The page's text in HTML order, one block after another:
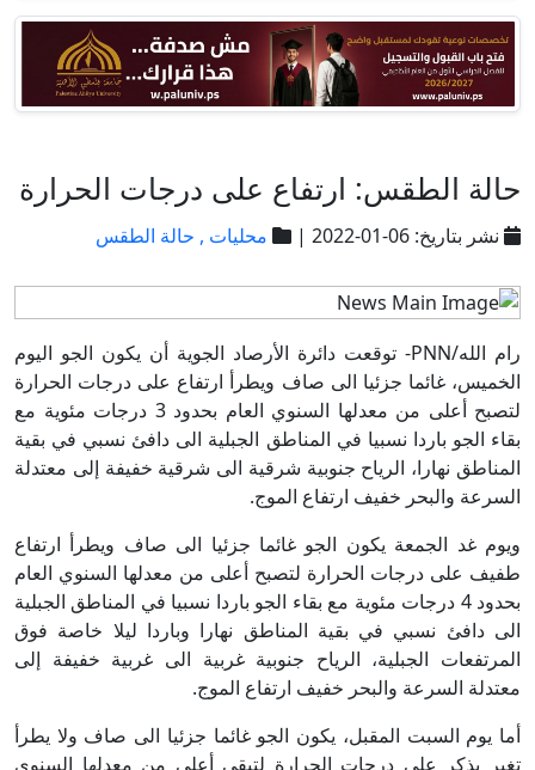
حالة الطقس: ارتفاع على درجات الحرارة
نشر بتاريخ: 06-01-2022 | محليات , حالة الطقس
رام الله/PNN- توقعت دائرة الأرصاد الجوية أن يكون الجو اليوم
الخميس، غائما جزئيا الى صاف ويطرأ ارتفاع على درجات الحرارة
لتصبح أعلى من معدلها السنوي العام بحدود 3 درجات مئوية مع
بقاء الجو باردا نسبيا في المناطق الجبلية الى دافئ نسبي في بقية
المناطق نهارا، الرياح جنوبية شرقية الى شرقية خفيفة إلى معتدلة
السرعة والبحر خفيف ارتفاع الموج.
ويوم غد الجمعة يكون الجو غائما جزئيا الى صاف ويطرأ ارتفاع
طفيف على درجات الحرارة لتصبح أعلى من معدلها السنوي العام
بحدود 4 درجات مئوية مع بقاء الجو باردا نسبيا في المناطق الجبلية
الى دافئ نسبي في بقية المناطق نهارا وباردا ليلا خاصة فوق
المرتفعات الجبلية، الرياح جنوبية غربية الى غربية خفيفة إلى
معتدلة السرعة والبحر خفيف ارتفاع الموج.
أما يوم السبت المقبل، يكون الجو غائما جزئيا الى صاف ولا يطرأ
تغير يذكر على درجات الحرارة لتبقى أعلى من معدلها السنوي